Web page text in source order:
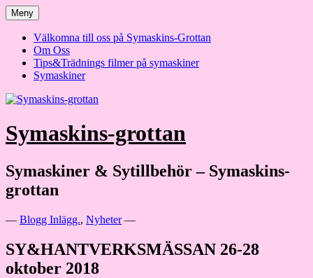
Hoppa
till
innehåll
Meny
Välkomna till oss på Symaskins-Grottan
Om Oss
Tips&Trädnings filmer på symaskiner
Symaskiner
Symaskins-grottan
Symaskiner & Sytillbehör – Symaskins-
grottan
— Blogg Inlägg., Nyheter—
SY&HANTVERKSMÄSSAN 26-28
oktober 2018